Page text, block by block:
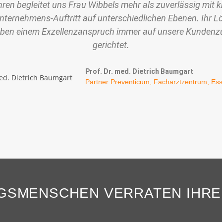
begleitet uns Frau Wibbels mehr als zuverlässig mit
Auftritt auf unterschiedlichen Ebenen. Ihr
einem Exzellenzanspruch immer auf unsere
gerichtet.
Prof. Dr. med. Dietrich Baumgart
Partner Preventicum, Facharztzentrum,
VERRATEN